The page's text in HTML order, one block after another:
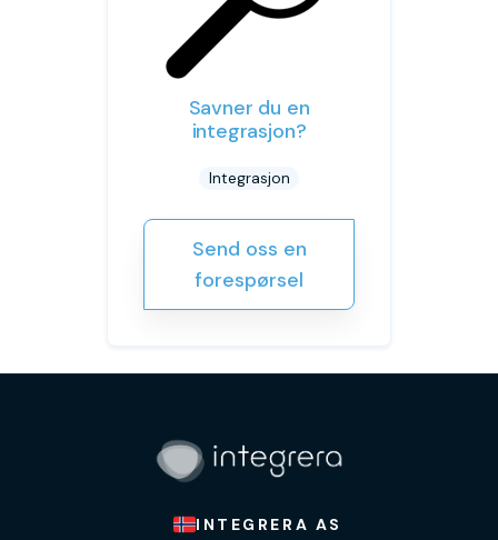
Savner du en
integrasjon?
Integrasjon
Send oss en
forespørsel
INTEGRERA AS